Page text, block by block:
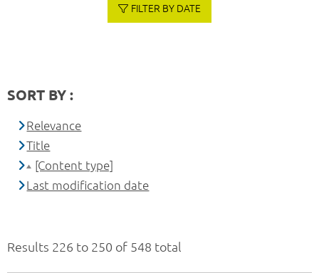
Results 226 to 250 of 548 total
FILTER BY DATE
SORT BY :
Relevance
Title
[Content type]
Last modification date